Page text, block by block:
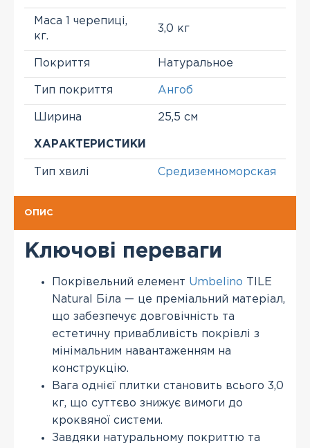
Маса 1 черепиці,
кг.
3,0 кг
Покриття Натуральное
Тип покриття Ангоб
Ширина 25,5 см
ХАРАКТЕРИСТИКИ
Тип хвилі Средиземноморская
ОПИС
Ключові переваги
Покрівельний елемент Umbelino TILE
Natural Біла — це преміальний матеріал,
що забезпечує довговічність та
естетичну привабливість покрівлі з
мінімальним навантаженням на
конструкцію.
Вага однієї плитки становить всього 3,0
кг, що суттєво знижує вимоги до
кроквяної системи.
Завдяки натуральному покриттю та